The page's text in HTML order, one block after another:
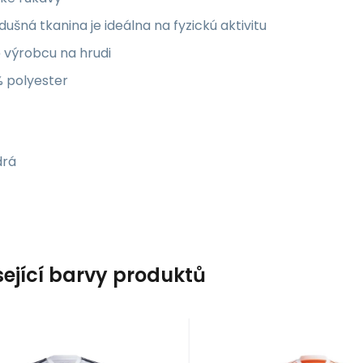
tkanina je ideálna na fyzickú aktivitu
výrobcu na hrudi
polyester
barvy produktů
Kód:i476_1066080
Kód dod.:HR2630
10 - 14 dní
i476_1066084
Kód dod.:IC1251
10 - 14 dní